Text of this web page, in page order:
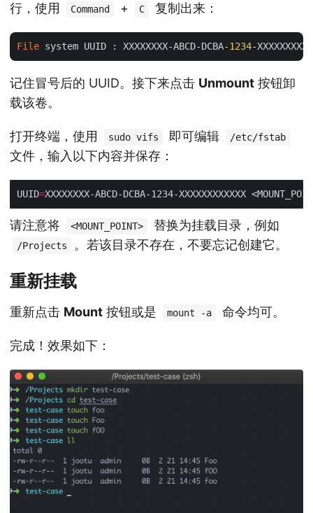
行，使用
Command + C 复制出来：
File system UUID : XXXXXXXX-ABCD-DCBA-1234
记住冒号后的 UUID。接下来点击 Unmount 按钮卸
载该卷。
打开终端，使用 sudo vifs 即可编辑 /etc/fstab
文件，输入以下内容并保存：
UUID=XXXXXXXX-ABCD-DCBA-1234-XXXXXXXXXXXX
请注意将 <MOUNT_POINT> 替换为挂载目录，例如
/Projects 。若该目录不存在，不要忘记创建它。
重新挂载
重新点击 Mount 按钮或是 mount -a 命令均可。
完成！效果如下：